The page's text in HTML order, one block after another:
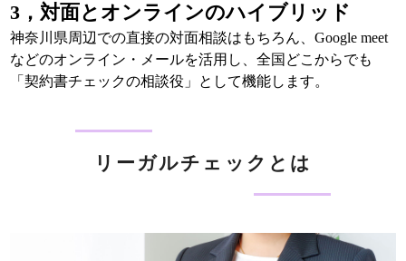
3，対面とオンラインのハイブリッド
神奈川県周辺での直接の対面相談はもちろん、Google meet
などのオンライン・メールを活用し、全国どこからでも
「契約書チェックの相談役」として機能します。
リーガルチェックとは